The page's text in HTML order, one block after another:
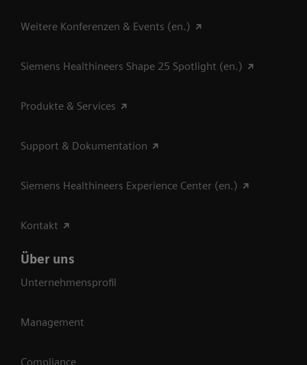
Weitere Konferenzen & Events (en.)
Siemens Healthineers Shape 25 Spotlight (en.)
Produkte & Services
Support & Dokumentation
Siemens Healthineers Experience Center (en.)
Kontakt
Über uns
Unternehmensprofil
Management
Compliance